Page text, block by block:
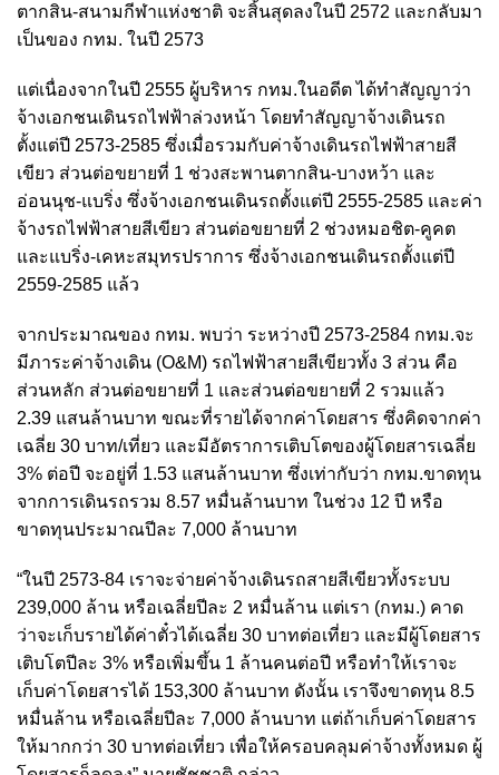
ตากสิน-สนามกีฬาแห่งชาติ จะสิ้นสุดลงในปี 2572 และกลับมา
เป็นของ กทม. ในปี 2573
แต่เนื่องจากในปี 2555 ผู้บริหาร กทม.ในอดีต ได้ทำสัญญาว่า
จ้างเอกชนเดินรถไฟฟ้าล่วงหน้า โดยทำสัญญาจ้างเดินรถ
ตั้งแต่ปี 2573-2585 ซึ่งเมื่อรวมกับค่าจ้างเดินรถไฟฟ้าสายสี
เขียว ส่วนต่อขยายที่ 1 ช่วงสะพานตากสิน-บางหว้า และ
อ่อนนุช-แบริ่ง ซึ่งจ้างเอกชนเดินรถตั้งแต่ปี 2555-2585 และค่า
จ้างรถไฟฟ้าสายสีเขียว ส่วนต่อขยายที่ 2 ช่วงหมอชิต-คูคต
และแบริ่ง-เคหะสมุทรปราการ ซึ่งจ้างเอกชนเดินรถตั้งแต่ปี
2559-2585 แล้ว
จากประมาณของ กทม. พบว่า ระหว่างปี 2573-2584 กทม.จะ
มีภาระค่าจ้างเดิน (O&M) รถไฟฟ้าสายสีเขียวทั้ง 3 ส่วน คือ
ส่วนหลัก ส่วนต่อขยายที่ 1 และส่วนต่อขยายที่ 2 รวมแล้ว
2.39 แสนล้านบาท ขณะที่รายได้จากค่าโดยสาร ซึ่งคิดจากค่า
เฉลี่ย 30 บาท/เที่ยว และมีอัตราการเติบโตของผู้โดยสารเฉลี่ย
3% ต่อปี จะอยู่ที่ 1.53 แสนล้านบาท ซึ่งเท่ากับว่า กทม.ขาดทุน
จากการเดินรถรวม 8.57 หมื่นล้านบาท ในช่วง 12 ปี หรือ
ขาดทุนประมาณปีละ 7,000 ล้านบาท
“ในปี 2573-84 เราจะจ่ายค่าจ้างเดินรถสายสีเขียวทั้งระบบ
239,000 ล้าน หรือเฉลี่ยปีละ 2 หมื่นล้าน แต่เรา (กทม.) คาด
ว่าจะเก็บรายได้ค่าตั๋วได้เฉลี่ย 30 บาทต่อเที่ยว และมีผู้โดยสาร
เติบโตปีละ 3% หรือเพิ่มขึ้น 1 ล้านคนต่อปี หรือทำให้เราจะ
เก็บค่าโดยสารได้ 153,300 ล้านบาท ดังนั้น เราจึงขาดทุน 8.5
หมื่นล้าน หรือเฉลี่ยปีละ 7,000 ล้านบาท แต่ถ้าเก็บค่าโดยสาร
ให้มากกว่า 30 บาทต่อเที่ยว เพื่อให้ครอบคลุมค่าจ้างทั้งหมด ผู้